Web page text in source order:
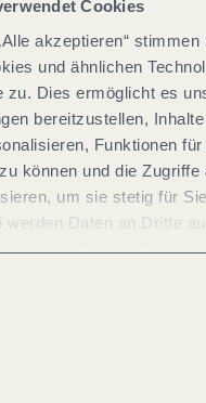
Cookies
akzeptieren“ stimmen
und ähnlichen
zu. Dies ermöglicht es
bereitzustellen,
Funktionen
können und die Zugriffe
um sie stetig für
werden Daten an Dritte
Union weitergegeben und
werden. Mit der
zu Beeinträchtigungen in
winningen.de